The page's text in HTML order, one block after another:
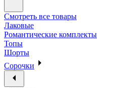
Смотреть все товары
Лаковые
Романтические комплекты
Топы
Шорты
Сорочки